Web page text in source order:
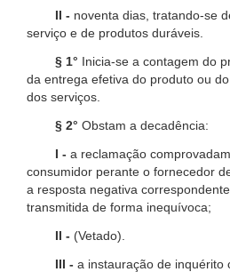
II - noventa dias, tratando-se
serviço e de produtos duráveis.
§ 1° Inicia-se a contagem do
da entrega efetiva do produto ou
dos serviços.
§ 2° Obstam a decadência:
I - a reclamação
consumidor perante o fornecedor
a resposta negativa
transmitida de forma inequívoca;
II - (Vetado).
III - a instauração de inquérito